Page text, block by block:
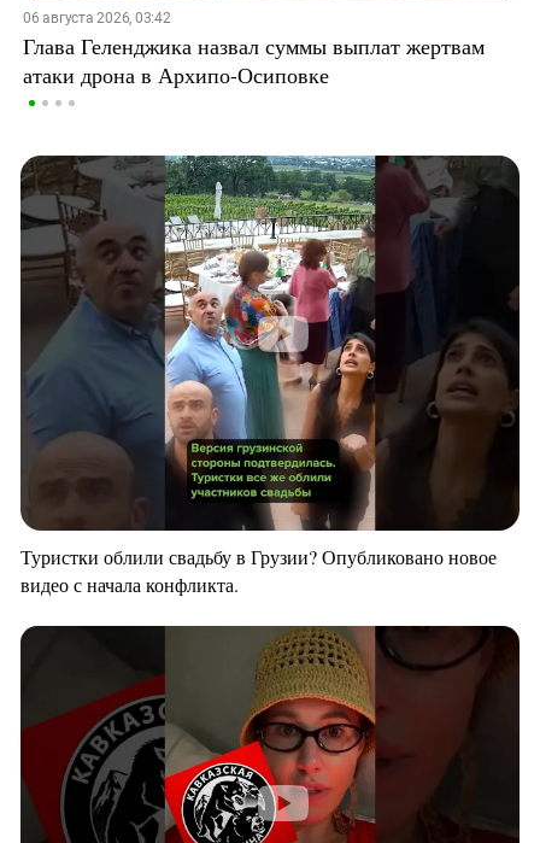
06 августа 2026, 03:42
Глава Геленджика назвал суммы выплат жертвам
атаки дрона в Архипо-Осиповке
Туристки облили свадьбу в Грузии? Опубликовано новое
видео с начала конфликта.